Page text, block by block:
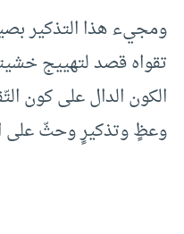
ومجيء هذا التذكير
تقواه قصد لتهييج
الكون الدال على كون
وعظٍ وتذكيرٍ وحثّ على